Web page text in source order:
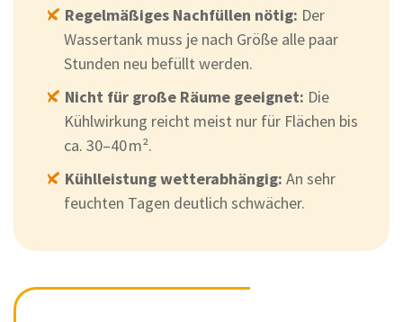
Regelmäßiges Nachfüllen nötig: Der
Wassertank muss je nach Größe alle paar
Stunden neu befüllt werden.
Nicht für große Räume geeignet: Die
Kühlwirkung reicht meist nur für Flächen bis
ca. 30–40 m².
Kühlleistung wetterabhängig: An sehr
feuchten Tagen deutlich schwächer.